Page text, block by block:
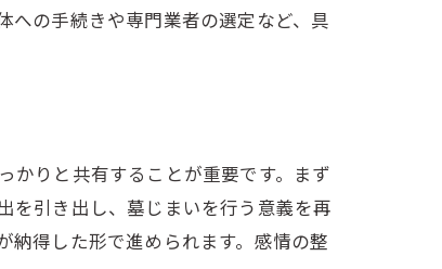
への手続きや専門業者の選定など、具
かりと共有することが重要です。まず
を引き出し、墓じまいを行う意義を再
納得した形で進められます。感情の整